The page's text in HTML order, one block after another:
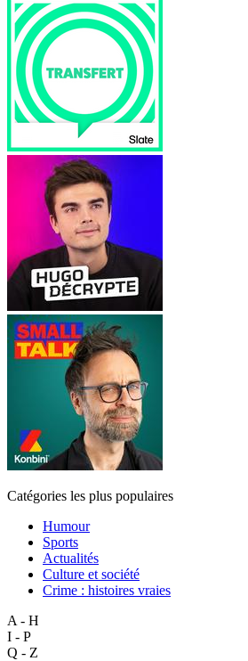
Catégories les plus populaires
Humour
Sports
Actualités
Culture et société
Crime : histoires vraies
A - H
I - P
Q - Z